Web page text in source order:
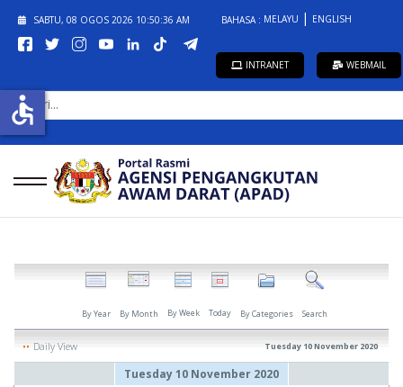
SABTU, 08 OGOS 2026 10:50:36 AM BAHASA : MELAYU ENGLISH
INTRANET WEBMAIL
CARI...
By Year By Month By Week Today By Categories Search
Daily View Tuesday 10 November 2020
Tuesday 10 November 2020
accessible